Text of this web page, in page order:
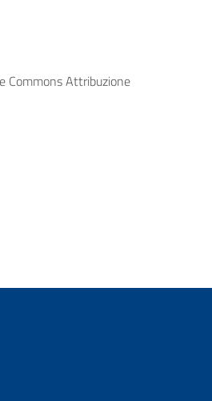
Commons Attribuzione